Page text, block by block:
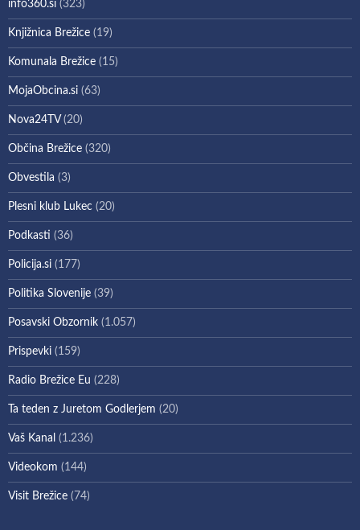
info360.si (323)
Knjižnica Brežice (19)
Komunala Brežice (15)
MojaObcina.si (63)
Nova24TV(20)
Občina Brežice (320)
Obvestila (3)
Plesni klub Lukec (20)
Podkasti (36)
Policija.si (177)
Politika Slovenije (39)
Posavski Obzornik (1.057)
Prispevki (159)
Radio Brežice Eu (228)
Ta teden z Juretom Godlerjem (20)
Vaš Kanal (1.236)
Videokom (144)
Visit Brežice (74)